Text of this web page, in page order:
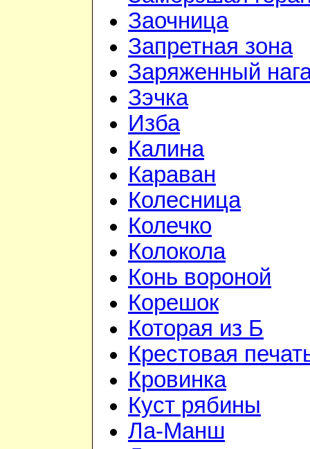
Заочница
Запретная зона
Заряженный
Зэчка
Изба
Калина
Караван
Колесница
Колечко
Колокола
Конь вороной
Корешок
Которая из Б
Крестовая
Кровинка
Куст рябины
Ла-Манш